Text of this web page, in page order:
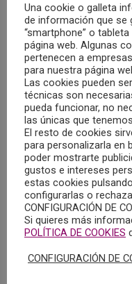
BOLETÍN
09/04/2025
El Consejo General de
publicado, en su canal
Programa 7
MÁS
Una cookie o galleta
de información que se
“smartphone” o
página web. Algunas
pertenecen a
para nuestra página
Las cookies pueden
técnicas son
pueda funcionar, no
las únicas que
El resto de cookies
para personalizarla en
poder mostrarte
gustos e intereses
estas cookies
configurarlas o
CONFIGURACIÓN DE
Si quieres más
POLÍTICA DE COOKIES
CONFIGURACIÓN DE